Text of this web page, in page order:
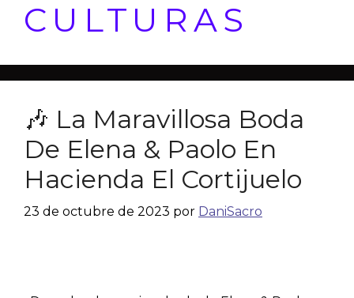
CULTURAS
🎶 La Maravillosa Boda
De Elena & Paolo En
Hacienda El Cortijuelo
23 de octubre de 2023 por DaniSacro